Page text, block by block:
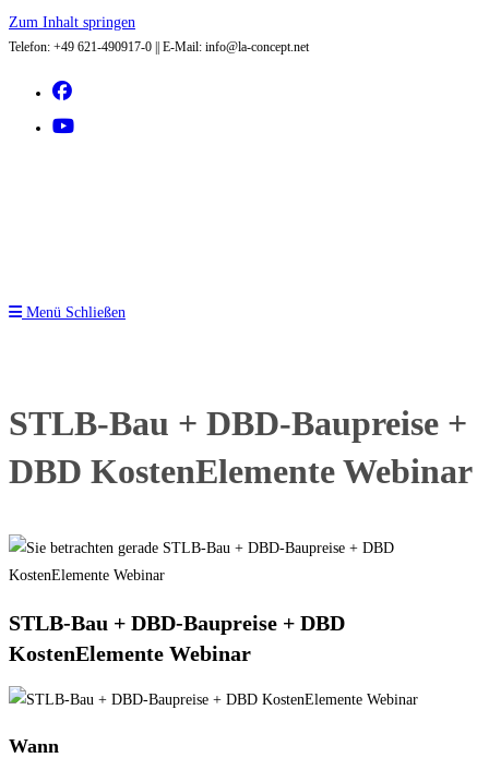
Zum Inhalt springen
Telefon: +49 621-490917-0 || E-Mail: info@la-concept.net
Menü Schließen
STLB-Bau + DBD-Baupreise +
DBD KostenElemente Webinar
STLB-Bau + DBD-Baupreise + DBD
KostenElemente Webinar
Wann